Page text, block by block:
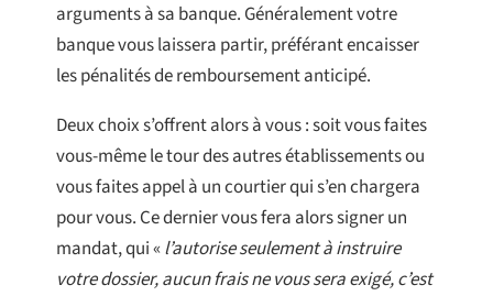
arguments à sa banque. Généralement votre
banque vous laissera partir, préférant encaisser
les pénalités de remboursement anticipé.
Deux choix s’offrent alors à vous : soit vous faites
vous-même le tour des autres établissements ou
vous faites appel à un courtier qui s’en chargera
pour vous. Ce dernier vous fera alors signer un
mandat, qui «l’autorise seulement à instruire
votre dossier, aucun frais ne vous sera exigé, c’est